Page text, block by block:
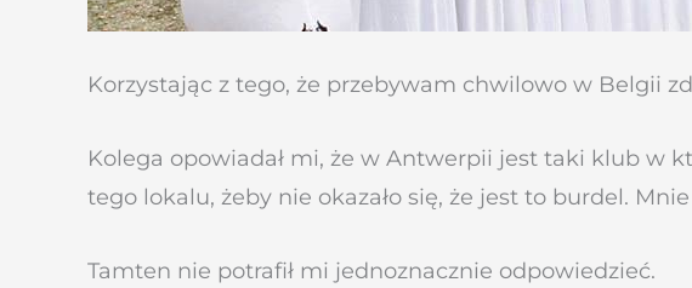
Korzystając z tego, że przebywam chwilowo w Belgii
Kolega opowiadał mi, że w Antwerpii jest taki klub w
tego lokalu, żeby nie okazało się, że jest to burdel.
Tamten nie potrafił mi jednoznacznie odpowiedzieć.